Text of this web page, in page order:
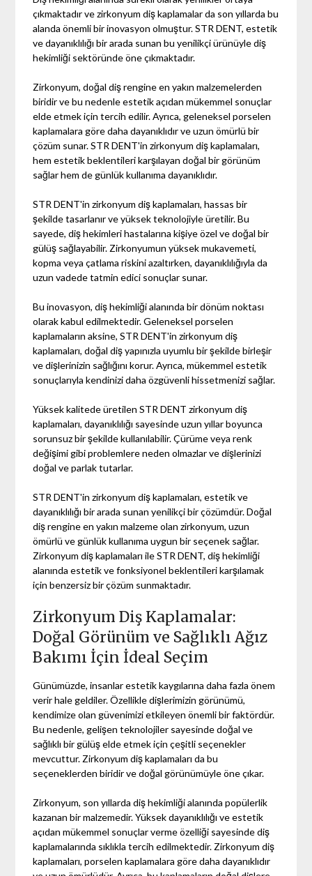
çıkmaktadır ve zirkonyum diş kaplamalar da son yıllarda bu
alanda önemli bir inovasyon olmuştur. STR DENT, estetik
ve dayanıklılığı bir arada sunan bu yenilikçi ürünüyle diş
hekimliği sektöründe öne çıkmaktadır.
Zirkonyum, doğal diş rengine en yakın malzemelerden
biridir ve bu nedenle estetik açıdan mükemmel sonuçlar
elde etmek için tercih edilir. Ayrıca, geleneksel porselen
kaplamalara göre daha dayanıklıdır ve uzun ömürlü bir
çözüm sunar. STR DENT'in zirkonyum diş kaplamaları,
hem estetik beklentileri karşılayan doğal bir görünüm
sağlar hem de günlük kullanıma dayanıklıdır.
STR DENT'in zirkonyum diş kaplamaları, hassas bir
şekilde tasarlanır ve yüksek teknolojiyle üretilir. Bu
sayede, diş hekimleri hastalarına kişiye özel ve doğal bir
gülüş sağlayabilir. Zirkonyumun yüksek mukavemeti,
kopma veya çatlama riskini azaltırken, dayanıklılığıyla da
uzun vadede tatmin edici sonuçlar sunar.
Bu inovasyon, diş hekimliği alanında bir dönüm noktası
olarak kabul edilmektedir. Geleneksel porselen
kaplamaların aksine, STR DENT'in zirkonyum diş
kaplamaları, doğal diş yapınızla uyumlu bir şekilde birleşir
ve dişlerinizin sağlığını korur. Ayrıca, mükemmel estetik
sonuçlarıyla kendinizi daha özgüvenli hissetmenizi sağlar.
Yüksek kalitede üretilen STR DENT zirkonyum diş
kaplamaları, dayanıklılığı sayesinde uzun yıllar boyunca
sorunsuz bir şekilde kullanılabilir. Çürüme veya renk
değişimi gibi problemlere neden olmazlar ve dişlerinizi
doğal ve parlak tutarlar.
STR DENT'in zirkonyum diş kaplamaları, estetik ve
dayanıklılığı bir arada sunan yenilikçi bir çözümdür. Doğal
diş rengine en yakın malzeme olan zirkonyum, uzun
ömürlü ve günlük kullanıma uygun bir seçenek sağlar.
Zirkonyum diş kaplamaları ile STR DENT, diş hekimliği
alanında estetik ve fonksiyonel beklentileri karşılamak
için benzersiz bir çözüm sunmaktadır.
Zirkonyum Diş Kaplamalar:
Doğal Görünüm ve Sağlıklı Ağız
Bakımı İçin İdeal Seçim
Günümüzde, insanlar estetik kaygılarına daha fazla önem
verir hale geldiler. Özellikle dişlerimizin görünümü,
kendimize olan güvenimizi etkileyen önemli bir faktördür.
Bu nedenle, gelişen teknolojiler sayesinde doğal ve
sağlıklı bir gülüş elde etmek için çeşitli seçenekler
mevcuttur. Zirkonyum diş kaplamaları da bu
seçeneklerden biridir ve doğal görünümüyle öne çıkar.
Zirkonyum, son yıllarda diş hekimliği alanında popülerlik
kazanan bir malzemedir. Yüksek dayanıklılığı ve estetik
açıdan mükemmel sonuçlar verme özelliği sayesinde diş
kaplamalarında sıklıkla tercih edilmektedir. Zirkonyum diş
kaplamaları, porselen kaplamalara göre daha dayanıklıdır